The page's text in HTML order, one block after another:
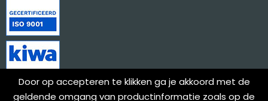
Door op accepteren te klikken ga je akkoord met de
geldende omgang van productinformatie zoals op de